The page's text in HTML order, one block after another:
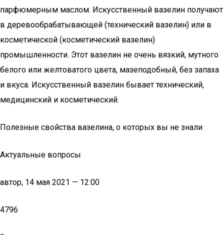
парфюмерным маслом. Искусственный вазелин получают
в деревообрабатывающей (технический вазелин) или в
косметической (косметический вазелин)
промышленности. Этот вазелин не очень вязкий, мутного
белого или желтоватого цвета, мазеподобный, без запаха
и вкуса. Искусственный вазелин бывает технический,
медицинский и косметический.
Полезные свойства вазелина, о которых вы не знали
Актуальные вопросы
автор, 14 мая 2021 — 12:00
4796